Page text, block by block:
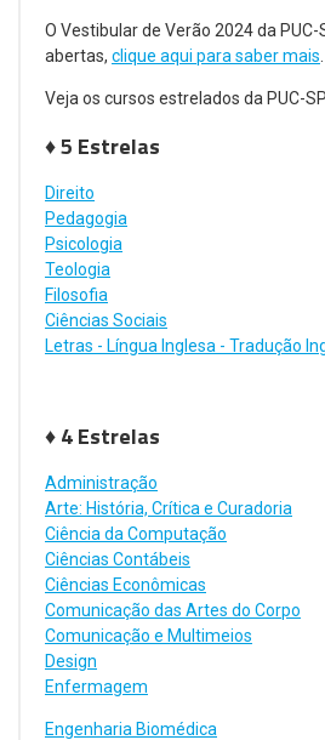
O Vestibular de Verão 2024 da
abertas, clique aqui para saber mais
Veja os cursos estrelados da PUC-
♦ 5 Estrelas
Direito
Pedagogia
Psicologia
Teologia
Filosofia
Ciências Sociais
Letras - Língua Inglesa - Tradução
♦ 4 Estrelas
Administração
Arte: História, Crítica e Curadoria
Ciência da Computação
Ciências Contábeis
Ciências Econômicas
Comunicação das Artes do Corpo
Comunicação e Multimeios
Design
Enfermagem
Engenharia Biomédica